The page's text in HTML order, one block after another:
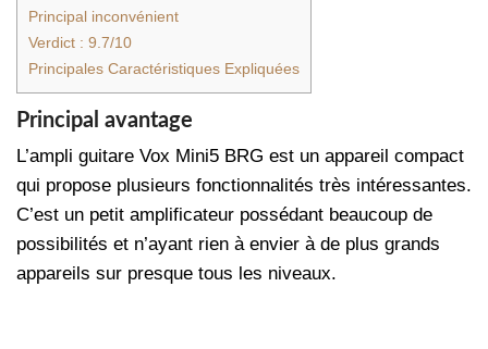
Principal inconvénient
Verdict : 9.7/10
Principales Caractéristiques Expliquées
Principal avantage
L’ampli guitare Vox Mini5 BRG est un appareil compact
qui propose plusieurs fonctionnalités très intéressantes.
C’est un petit amplificateur possédant beaucoup de
possibilités et n’ayant rien à envier à de plus grands
appareils sur presque tous les niveaux.